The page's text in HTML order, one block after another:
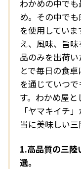
わかめの中で
め。その中で
を使用してい
え、風味、旨
品のみを出荷
とで毎日の食
を通じていつ
す。わかめ屋
「ヤマキイチ
当に美味しい三
1.高品質の三
選。